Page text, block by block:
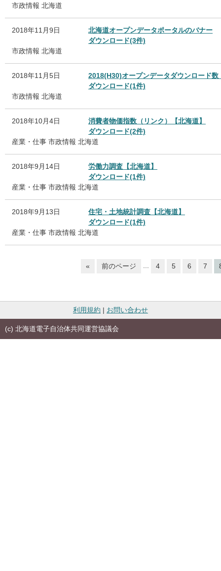
市政情報 北海道
2018年11月9日
北海道オープンデータポータルのバナー
ダウンロード(3件)
市政情報 北海道
2018年11月5日
2018(H30)オープンデータダウンロード数
ダウンロード(1件)
市政情報 北海道
2018年10月4日
消費者物価指数（リンク）【北海道】
ダウンロード(2件)
産業・仕事 市政情報 北海道
2018年9月14日
労働力調査【北海道】
ダウンロード(1件)
産業・仕事 市政情報 北海道
2018年9月13日
住宅・土地統計調査【北海道】
ダウンロード(1件)
産業・仕事 市政情報 北海道
« 前のページ ... 4 5 6 7
利用規約 | お問い合わせ
(c) 北海道電子自治体共同運営協議会